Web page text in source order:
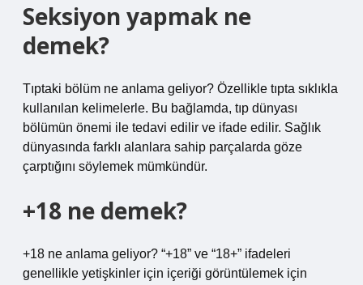
Seksiyon yapmak ne
demek?
Tıptaki bölüm ne anlama geliyor? Özellikle tıpta sıklıkla
kullanılan kelimelerle. Bu bağlamda, tıp dünyası
bölümün önemi ile tedavi edilir ve ifade edilir. Sağlık
dünyasında farklı alanlara sahip parçalarda göze
çarptığını söylemek mümkündür.
+18 ne demek?
+18 ne anlama geliyor? “+18” ve “18+” ifadeleri
genellikle yetişkinler için içeriği görüntülemek için